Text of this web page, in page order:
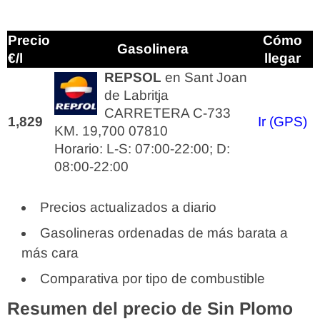
Precio
€/l
Gasolinera
Cómo
llegar
1,829
REPSOL en Sant Joan
de Labritja
CARRETERA C-733
KM. 19,700 07810
Horario: L-S: 07:00-22:00; D:
08:00-22:00
Ir (GPS)
Precios actualizados a diario
Gasolineras ordenadas de más barata a
más cara
Comparativa por tipo de combustible
Resumen del precio de Sin Plomo